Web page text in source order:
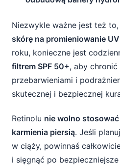
Niezwykle ważne jest też
skórę na promieniowanie UV
roku, konieczne jest
filtrem SPF 50+, aby
przebarwieniami i
skutecznej i bezpiecznej
Retinolu nie wolno
karmienia piersią. Jeśli
w ciąży, powinnaś
i sięgnąć po